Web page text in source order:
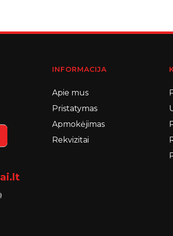
INFORMACIJA
Apie mus
Pristatymas
Apmokėjimas
Rekvizitai